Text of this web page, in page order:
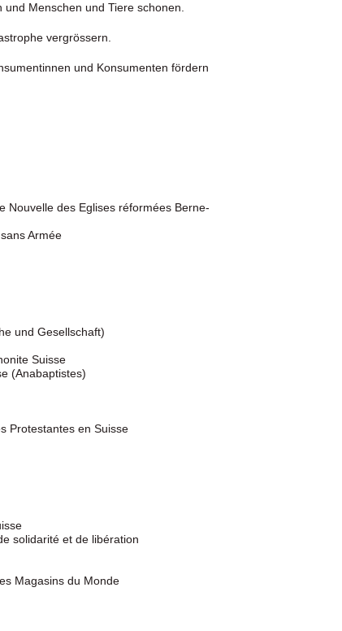
Menschen und Tiere schonen.
vergrössern.
und Konsumenten fördern
Nouvelle des Eglises réformées Berne-
Armée
und Gesellschaft)
Suisse
(Anabaptistes)
Protestantes en Suisse
solidarité et de libération
Magasins du Monde